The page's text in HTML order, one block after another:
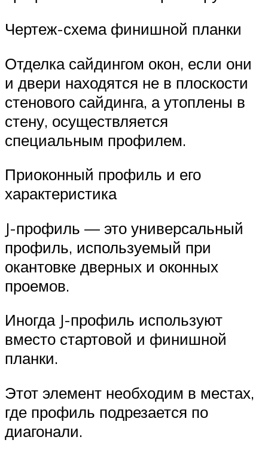
Чертеж-схема финишной планки
Отделка сайдингом окон, если они
и двери находятся не в плоскости
стенового сайдинга, а утоплены в
стену, осуществляется
специальным профилем.
Приоконный профиль и его
характеристика
J-профиль — это универсальный
профиль, используемый при
окантовке дверных и оконных
проемов.
Иногда J-профиль используют
вместо стартовой и финишной
планки.
Этот элемент необходим в местах,
где профиль подрезается по
диагонали.